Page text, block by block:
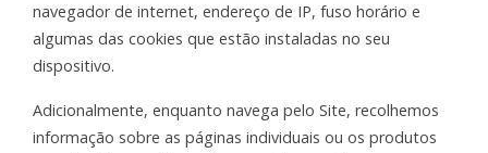
navegador de internet, endereço de IP, fuso horário e
algumas das cookies que estão instaladas no seu
dispositivo.
Adicionalmente, enquanto navega pelo Site, recolhemos
informação sobre as páginas individuais ou os produtos